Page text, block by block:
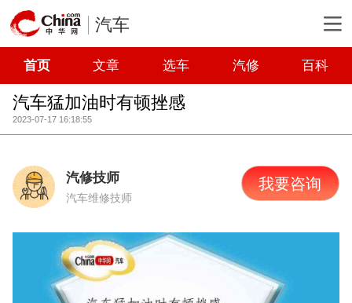
汽车
首页 文章 选车 汽修 百科
汽车猛加油时有顿挫感
2023-07-17 16:18:55
汽修技师
汽车维修技师
我要咨询